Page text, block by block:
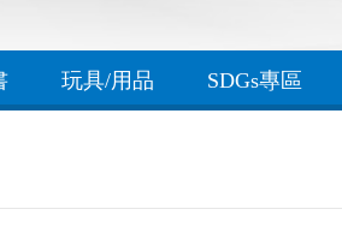
玩具/用品 SDGs專區